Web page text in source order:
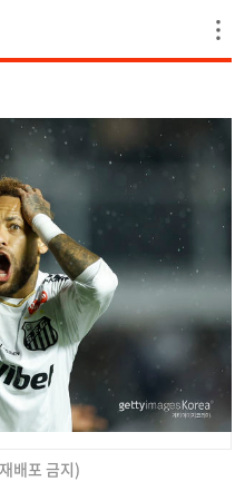
배포 금지)